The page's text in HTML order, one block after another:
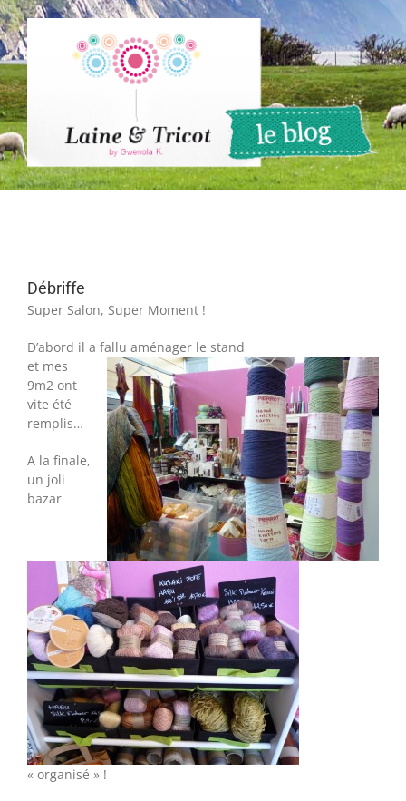
Passer
au
contenu
Débriffe
Super Salon, Super Moment !
D’abord il a fallu aménager le stand
et mes
9m2 ont
vite été
remplis…
A la finale,
un joli
bazar
« organisé » !